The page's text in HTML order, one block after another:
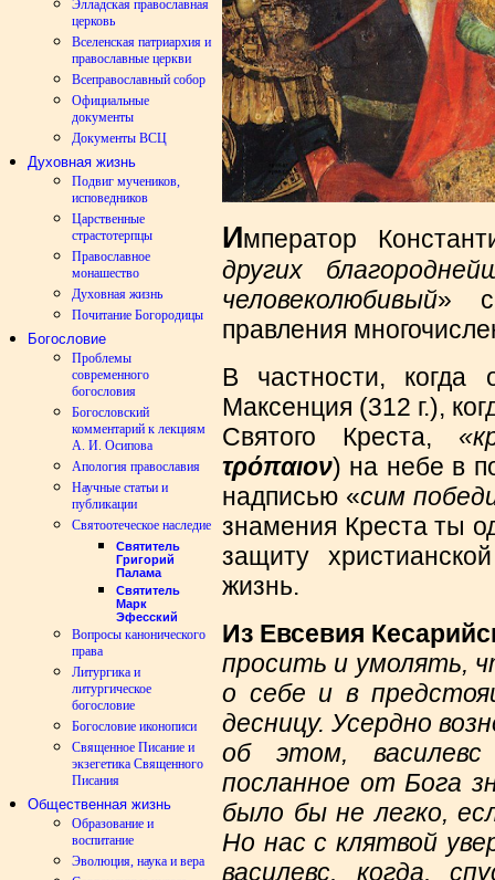
Элладская православная
церковь
Вселенская патриархия и
православные церкви
Всеправославный собор
Официальные
документы
Документы ВСЦ
Духовная жизнь
Подвиг мучеников,
исповедников
Царственные
страстотерпцы
Православное
монашество
Духовная жизнь
Почитание Богородицы
Богословие
Проблемы
современного
богословия
Богословский
комментарий к лекциям
А. И. Осипова
Апология православия
Научные статьи и
публикации
Святоотеческое наследие
Святитель
Григорий
Палама
Святитель
Марк
Эфесский
Вопросы канонического
права
Литургика и
литургическое
богословие
Богословие иконописи
Священное Писание и
экзегетика Священного
Писания
Общественная жизнь
Образование и
воспитание
Эволюция, наука и вера
Император
других
человеколюбивый»
правления
В частности, когда
Максенция (312 г.),
Святого Креста,
τρόπαιον) на небе в
надписью «сим
знамения Креста ты
защиту
жизнь.
Из Евсевия
просить и умолять,
о себе и в
десницу. Усердно
об этом, василевс
посланное от Бога
было бы не легко,
Но нас с клятвой
василевс, когда,